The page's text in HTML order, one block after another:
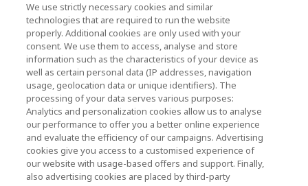
キオクシア株式会社ウェブサイト（製品・研究開
発情報）
キオクシア株式会社ホーム
法人のお客様
個人のお客様
We use strictly necessary cookies and similar
technologies that are required to run the website
properly. Additional cookies are only used with your
consent. We use them to access, analyse and store
information such as the characteristics of your device as
well as certain personal data (IP addresses, navigation
usage, geolocation data or unique identifiers). The
processing of your data serves various purposes:
Analytics and personalization cookies allow us to analyse
our performance to offer you a better online experience
and evaluate the efficiency of our campaigns. Advertising
cookies give you access to a customised experience of
our website with usage-based offers and support. Finally,
also advertising cookies are placed by third-party